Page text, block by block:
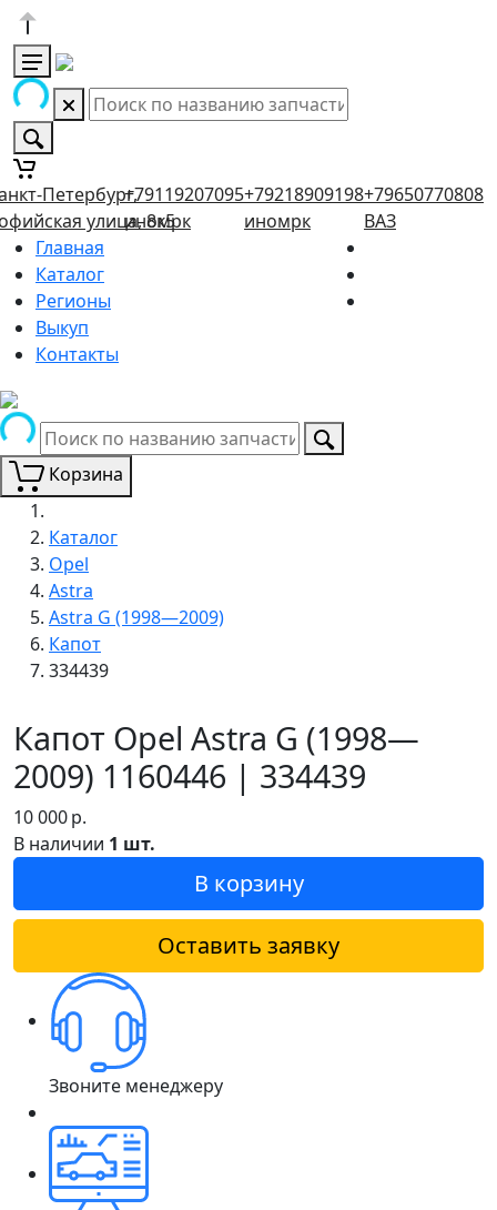
Петербург,
улица, 8к5
+79119207095
иномрк
+79218909198
иномрк
+79650770808
ВАЗ
Главная
Каталог
Регионы
Выкуп
Контакты
Корзина
Каталог
Opel
Astra
Astra G (1998—2009)
Капот
334439
Капот Opel Astra G (1998—
2009) 1160446 | 334439
10 000р.
В наличии 1 шт.
В корзину
Оставить заявку
Звоните менеджеру